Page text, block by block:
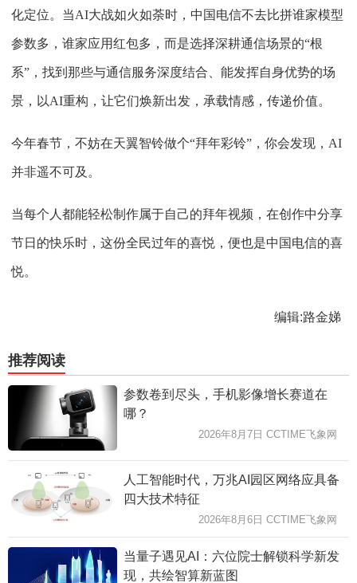
化定位。当AI大战如火如荼时，中国电信不去比拼谁家模型
参数多，谁家应用红包多，而是选择深耕通信场景的“根
系”，找到那些与通信服务深度结合、能发挥自身优势的场
景，以AI重构，让它们焕新出发，承载情感，传递价值。
今年春节，不妨在天翼智铃做个“拜年彩铃”，你会发现，AI
并非遥不可及。
当每个人都能轻松制作属于自己的拜年视频，在创作中分享
节日的快乐时，这份全民过年的喜悦，便也是中国电信的喜
悦。
编辑:路金娣
推荐阅读
参数卷到尽头，手机影像增长赛道在
哪？
2026年8月7日 CCTIME飞象网
人工智能时代，万兆AI园区网络应具备
四大技术特征
2026年8月6日 CCTIME飞象网
当量子遇见AI：六位院士解锁科学新发
现，共绘智算新蓝图